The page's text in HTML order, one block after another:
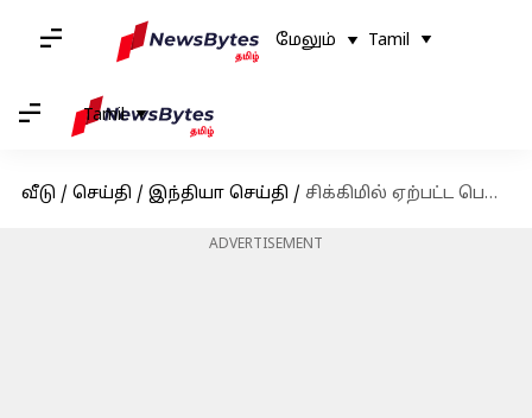
மேலும் Tamil
Tamil
வீடு / செய்தி / இந்தியா செய்தி / சிக்கிமில் ஏற்பட்ட பெரும் பனிச்சரிவு: 6 சுற்றுலா பயணிகள் பலி, 150க்கும் மேற்பட்டோர் சிக்கி தவிப்பு
ADVERTISEMENT